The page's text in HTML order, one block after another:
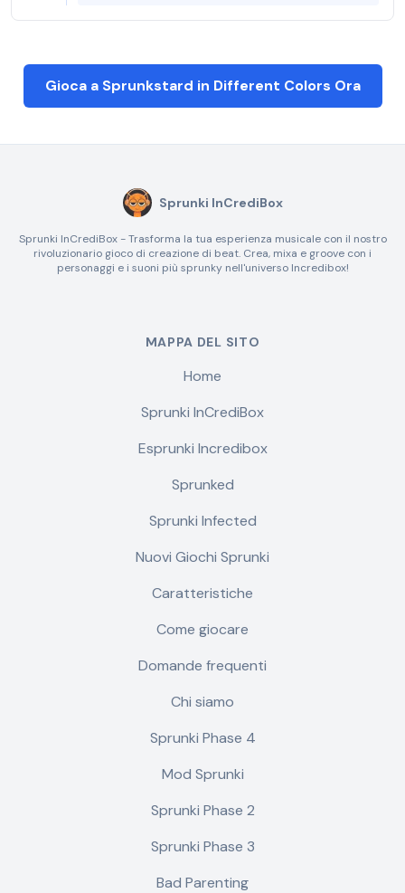
Gioca a Sprunkstard in Different Colors Ora
Sprunki InCrediBox
Sprunki InCrediBox - Trasforma la tua esperienza musicale con il nostro
rivoluzionario gioco di creazione di beat. Crea, mixa e groove con i
personaggi e i suoni più sprunky nell'universo Incredibox!
MAPPA DEL SITO
Home
Sprunki InCrediBox
Esprunki Incredibox
Sprunked
Sprunki Infected
Nuovi Giochi Sprunki
Caratteristiche
Come giocare
Domande frequenti
Chi siamo
Sprunki Phase 4
Mod Sprunki
Sprunki Phase 2
Sprunki Phase 3
Bad Parenting